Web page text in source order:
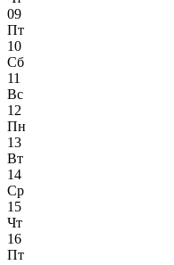
09
Пт
10
Сб
11
Вс
12
Пн
13
Вт
14
Ср
15
Чт
16
Пт